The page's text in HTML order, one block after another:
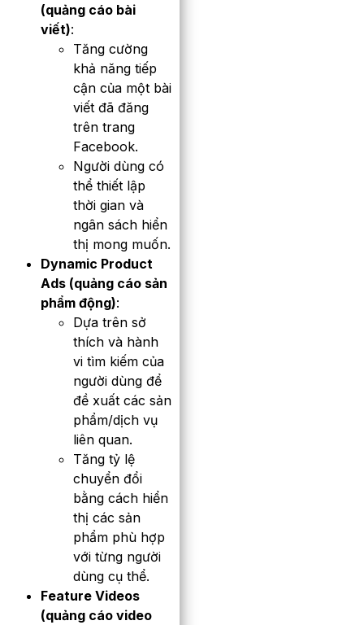
(quảng cáo bài
viết):
Tăng cường
khả năng tiếp
cận của một bài
viết đã đăng
trên trang
Facebook.
Người dùng có
thể thiết lập
thời gian và
ngân sách hiển
thị mong muốn.
Dynamic Product
Ads (quảng cáo sản
phẩm động):
Dựa trên sở
thích và hành
vi tìm kiếm của
người dùng để
đề xuất các sản
phẩm/dịch vụ
liên quan.
Tăng tỷ lệ
chuyển đổi
bằng cách hiển
thị các sản
phẩm phù hợp
với từng người
dùng cụ thể.
Feature Videos
(quảng cáo video